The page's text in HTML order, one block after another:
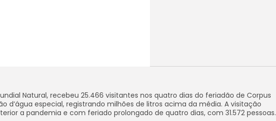
Natural, recebeu 25.466 visitantes nos quatro dias do feriadão de Corpus
d’água especial, registrando milhões de litros acima da média. A visitação
a pandemia e com feriado prolongado de quatro dias, com 31.572 pessoas.